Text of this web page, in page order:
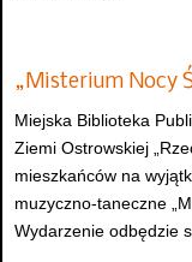
„Misterium Nocy
Miejska Biblioteka
Ziemi Ostrowskiej
mieszkańców na
muzyczno-taneczne
Wydarzenie odbędzie